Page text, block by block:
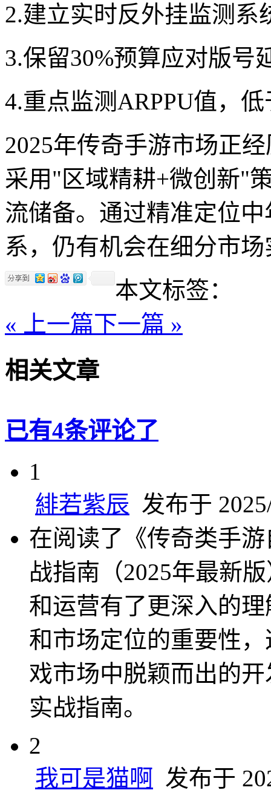
2.建立实时反外挂监测系
3.保留30%预算应对版号
4.重点监测ARPPU值，
2025年传奇手游市场正
采用"区域精耕+微创新"
流储备。通过精准定位
系，仍有机会在细分市
本文标签：
« 上一篇下一篇 »
相关文章
已有4条评论了
1
緋若紫辰 发布于
在阅读了《传奇类手
战指南（2025年最新
和运营有了更深入的
和市场定位的重要性
戏市场中脱颖而出的
实战指南。
2
我可是猫啊 发布于